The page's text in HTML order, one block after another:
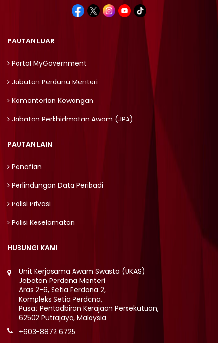
PAUTAN LUAR
Portal MyGovernment
Jabatan Perdana Menteri
Kementerian Kewangan
Jabatan Perkhidmatan Awam (JPA)
PAUTAN LAIN
Penafian
Perlindungan Data Peribadi
Polisi Privasi
Polisi Keselamatan
HUBUNGI KAMI
Unit Kerjasama Awam Swasta (UKAS)
Jabatan Perdana Menteri
Aras 2-6, Setia Perdana 2,
Kompleks Setia Perdana,
Pusat Pentadbiran Kerajaan Persekutuan,
62502 Putrajaya, Malaysia
+603-8872 6725